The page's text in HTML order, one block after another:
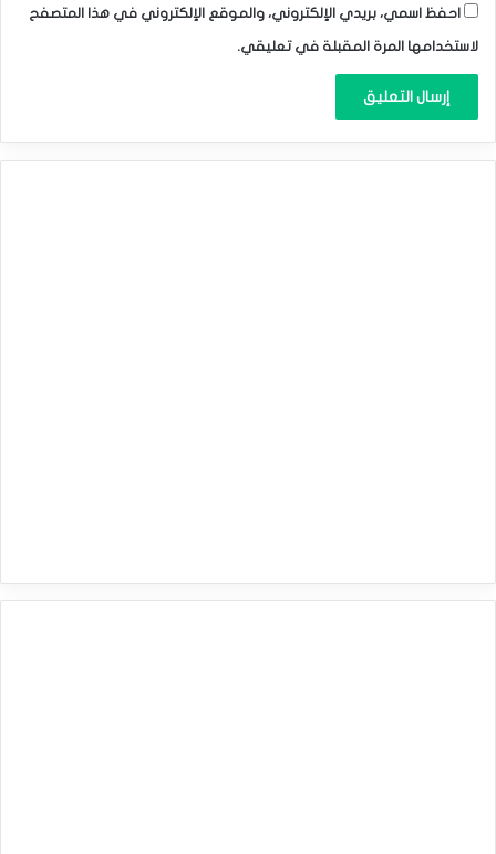
احفظ اسمي، بريدي الإلكتروني، والموقع الإلكتروني في هذا المتصفح
لاستخدامها المرة المقبلة في تعليقي.